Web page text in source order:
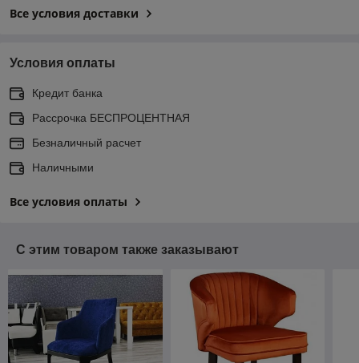
Все условия доставки
Условия оплаты
Кредит банка
Рассрочка БЕСПРОЦЕНТНАЯ
Безналичный расчет
Наличными
Все условия оплаты
С этим товаром также заказывают